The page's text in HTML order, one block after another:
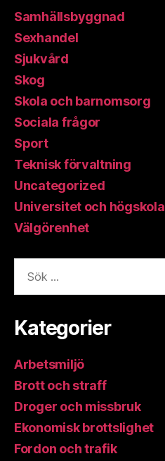
Samhällsbyggnad
Sexhandel
Sjukvård
Skog
Skola och barnomsorg
Sociala frågor
Sport
Teknisk förvaltning
Uncategorized
Universitet och högskola
Välgörenhet
efter:
Kategorier
Arbetsmiljö
Brott och straff
Droger och missbruk
Ekonomisk brottslighet
Fordon och trafik